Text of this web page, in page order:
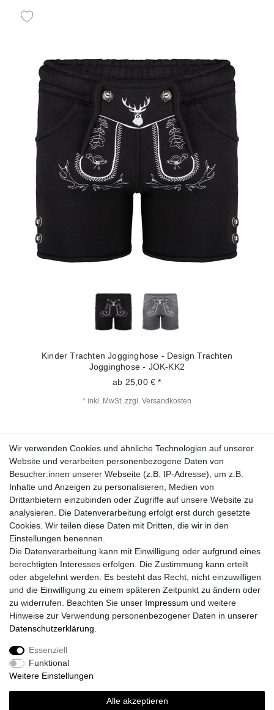
Kinder Trachten Jogginghose - Design Trachten
Jogginghose - JOK-KK2
ab 25,00 € *
* inkl. MwSt. zzgl. Versandkosten
Fragen zur Bestellung?
Zahlungsarten
Versand
Vorteile
Impressum
Wir verwenden Cookies und ähnliche Technologien auf unserer
Website und verarbeiten personenbezogene Daten von
Besucher:innen unserer Webseite (z.B. IP-Adresse), um z.B.
Inhalte und Anzeigen zu personalisieren, Medien von
Drittanbietern einzubinden oder Zugriffe auf unsere Website zu
analysieren. Die Datenverarbeitung erfolgt erst durch gesetzte
Cookies. Wir teilen diese Daten mit Dritten, die wir in den
Einstellungen benennen.
Die Datenverarbeitung kann mit Einwilligung oder aufgrund eines
berechtigten Interesses erfolgen. Die Zustimmung kann erteilt
oder abgelehnt werden. Es besteht das Recht, nicht einzuwilligen
und die Einwilligung zu einem späteren Zeitpunkt zu ändern oder
zu widerrufen. Beachten Sie unser Impressum und weitere
Hinweise zur Verwendung personenbezogener Daten in unserer
Daten­schutz­erklärung
Essenziell
Funktional
Weitere Einstellungen
Alle akzeptieren